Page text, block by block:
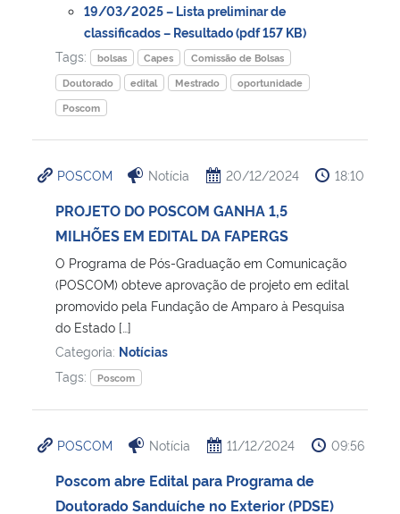
Gabinete de Segurança Institucional
Advocacia-Geral da União
Banco Central do Brasil
19/03/2025 – Lista preliminar de
classificados – Resultado (pdf 157 KB)
Tags:
bolsas Capes
Comissão de Bolsas
Doutorado
edital Mestrado
oportunidade
Poscom
POSCOM Notícia 20/12/2024 18:10
PROJETO DO POSCOM GANHA 1,5
MILHÕES EM EDITAL DA FAPERGS
O Programa de Pós-Graduação em Comunicação
(POSCOM) obteve aprovação de projeto em edital
promovido pela Fundação de Amparo à Pesquisa
do Estado […]
Categoria: Notícias
Tags:
Poscom
POSCOM Notícia 11/12/2024 09:56
Poscom abre Edital para Programa de
Doutorado Sanduíche no Exterior (PDSE)